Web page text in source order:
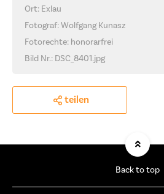
Ort: Exlau
Fotograf: Wolfgang Kunasz
Fotorechte: honorarfrei
Bild Nr.: DSC_8401.jpg
teilen
Back to top